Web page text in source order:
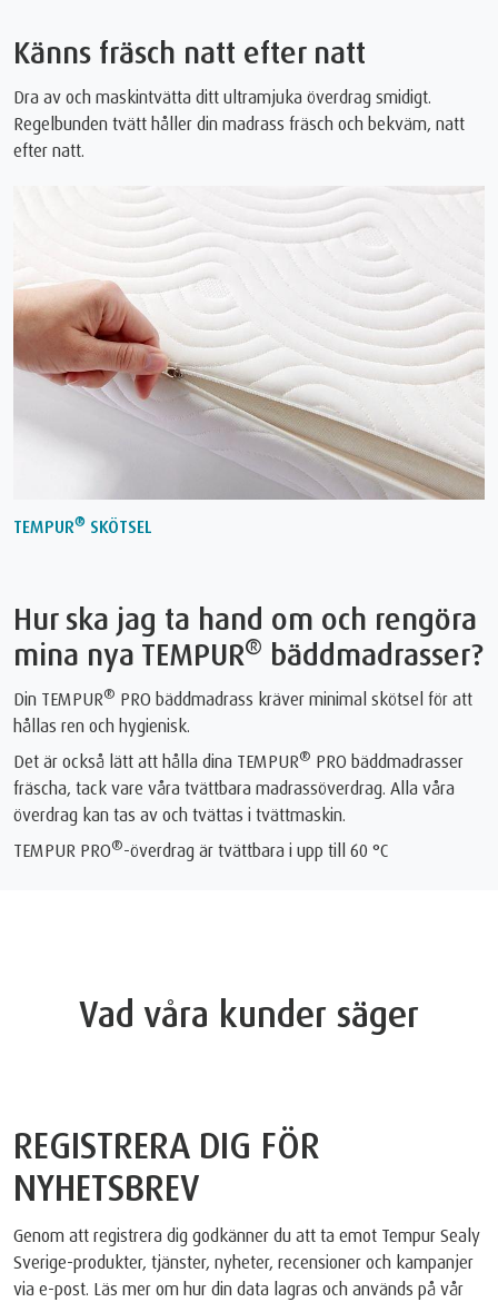
Känns fräsch natt efter natt
Dra av och maskintvätta ditt ultramjuka överdrag smidigt.
Regelbunden tvätt håller din madrass fräsch och bekväm, natt
efter natt.
TEMPUR® SKÖTSEL
Hur ska jag ta hand om och rengöra
mina nya TEMPUR® bäddmadrasser?
Din TEMPUR® PRO bäddmadrass kräver minimal skötsel för att
hållas ren och hygienisk.
Det är också lätt att hålla dina TEMPUR® PRO bäddmadrasser
fräscha, tack vare våra tvättbara madrassöverdrag. Alla våra
överdrag kan tas av och tvättas i tvättmaskin.
TEMPUR PRO®-överdrag är tvättbara i upp till 60 °C
Vad våra kunder säger
REGISTRERA DIG FÖR
NYHETSBREV
Genom att registrera dig godkänner du att ta emot Tempur Sealy
Sverige-produkter, tjänster, nyheter, recensioner och kampanjer
via e-post. Läs mer om hur din data lagras och används på vår